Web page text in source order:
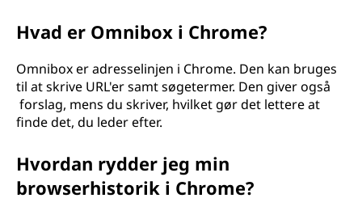
Hvad er Omnibox i Chrome?
Omnibox er adresselinjen i Chrome. Den kan bruges
til at skrive URL'er samt søgetermer. Den giver også
forslag, mens du skriver, hvilket gør det lettere at
finde det, du leder efter.
Hvordan rydder jeg min
browserhistorik i Chrome?